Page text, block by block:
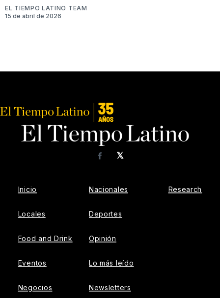
EL TIEMPO LATINO TEAM
15 de abril de 2026
𝕏
Facebook
Inicio
Locales
Food and Drink
Eventos
Negocios
Nacionales
Deportes
Opinión
Lo más leído
Newsletters
Research